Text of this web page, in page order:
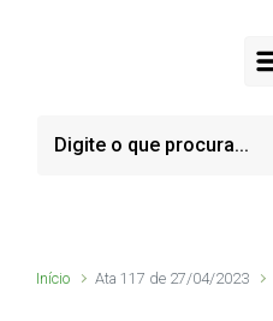
Início Ata 117 de 27/04/2023